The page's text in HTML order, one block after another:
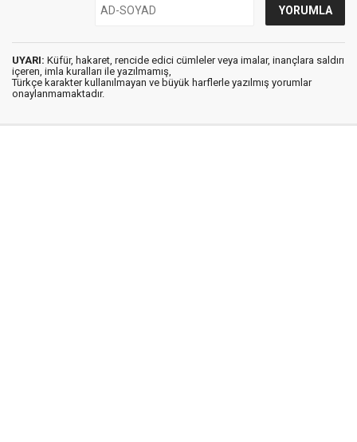
UYARI: Küfür, hakaret, rencide edici cümleler veya imalar, inançlara saldırı
içeren, imla kuralları ile yazılmamış,
Türkçe karakter kullanılmayan ve büyük harflerle yazılmış yorumlar
onaylanmamaktadır.